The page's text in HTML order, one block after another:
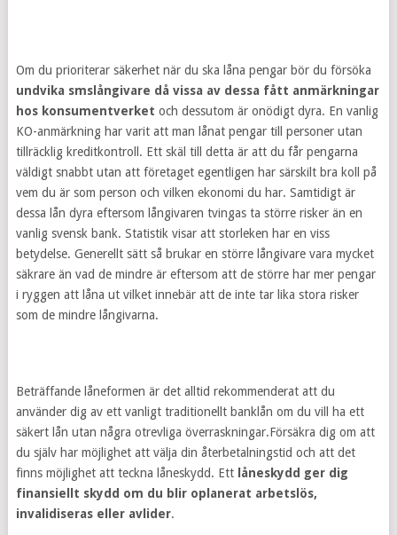
Om du prioriterar säkerhet när du ska låna pengar bör du försöka
undvika smslångivare då vissa av dessa fått anmärkningar
hos konsumentverket och dessutom är onödigt dyra. En vanlig
KO-anmärkning har varit att man lånat pengar till personer utan
tillräcklig kreditkontroll. Ett skäl till detta är att du får pengarna
väldigt snabbt utan att företaget egentligen har särskilt bra koll på
vem du är som person och vilken ekonomi du har. Samtidigt är
dessa lån dyra eftersom långivaren tvingas ta större risker än en
vanlig svensk bank. Statistik visar att storleken har en viss
betydelse. Generellt sätt så brukar en större långivare vara mycket
säkrare än vad de mindre är eftersom att de större har mer pengar
i ryggen att låna ut vilket innebär att de inte tar lika stora risker
som de mindre långivarna.
Beträffande låneformen är det alltid rekommenderat att du
använder dig av ett vanligt traditionellt banklån om du vill ha ett
säkert lån utan några otrevliga överraskningar.Försäkra dig om att
du själv har möjlighet att välja din återbetalningstid och att det
finns möjlighet att teckna låneskydd. Ett låneskydd ger dig
finansiellt skydd om du blir oplanerat arbetslös,
invalidiseras eller avlider.